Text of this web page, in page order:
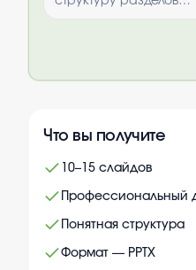
Что вы получите
10–15 слайдов
Профессиональный
Понятная структура
Формат — PPTX